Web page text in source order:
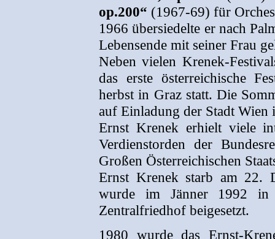
op.200“ (1967-69) für
1966 übersiedelte er nach
Lebensende mit seiner Frau
Neben vielen Krenek-
das erste österreichische
herbst in Graz statt. Die
auf Einladung der Stadt
Ernst Krenek erhielt viele
Verdienstorden der
Großen Österreichischen
Ernst Krenek starb am 22.
wurde im Jänner 1992 in
Zentralfriedhof beigesetzt.
1980 wurde das Ernst-